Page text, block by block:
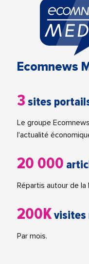
Ecomnews
3 sites
Le groupe
l'actualité
20 000
Répartis autour de la
200Kvisites
Par mois.